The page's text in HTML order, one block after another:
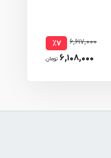
۶,۶۱۷,۰۰۰ ٪۷
۶,۱۰۸,۰۰۰ تومان